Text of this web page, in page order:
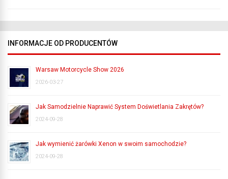
INFORMACJE OD PRODUCENTÓW
Warsaw Motorcycle Show 2026
2026-03-27
Jak Samodzielnie Naprawić System Doświetlania Zakrętów?
2024-09-28
Jak wymienić żarówki Xenon w swoim samochodzie?
2024-09-28